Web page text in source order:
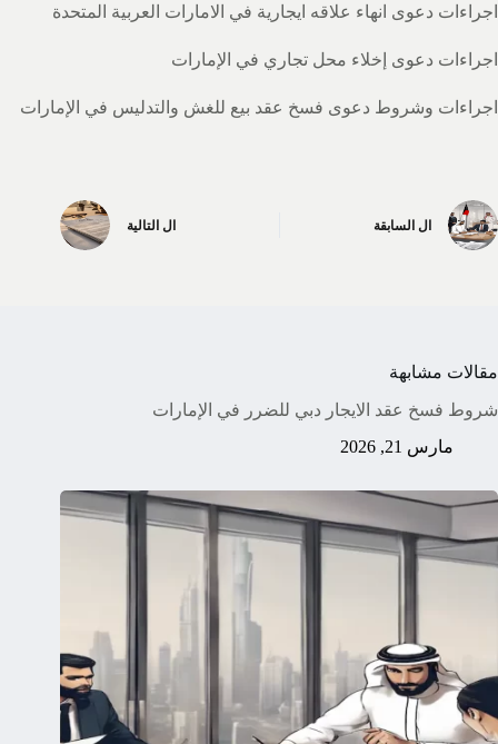
اجراءات دعوى انهاء علاقه ايجارية في الامارات العربية المتحدة
اجراءات دعوى إخلاء محل تجاري في الإمارات
اجراءات وشروط دعوى فسخ عقد بيع للغش والتدليس في الإمارات
ال السابقة ال التالية
مقالات مشابهة
شروط فسخ عقد الايجار دبي للضرر في الإمارات
مارس 21, 2026